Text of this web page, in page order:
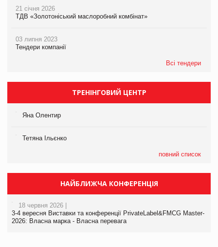
21 січня 2026
ТДВ «Золотоніський маслоробний комбінат»
03 липня 2023
Тендери компанії
Всі тендери
ТРЕНІНГОВИЙ ЦЕНТР
Яна Олентир
Тетяна Ільєнко
повний список
НАЙБЛИЖЧА КОНФЕРЕНЦІЯ
18 червня 2026 |
3-4 вересня Виставки та конференції PrivateLabel&FMCG Master-
2026: Власна марка - Власна перевага